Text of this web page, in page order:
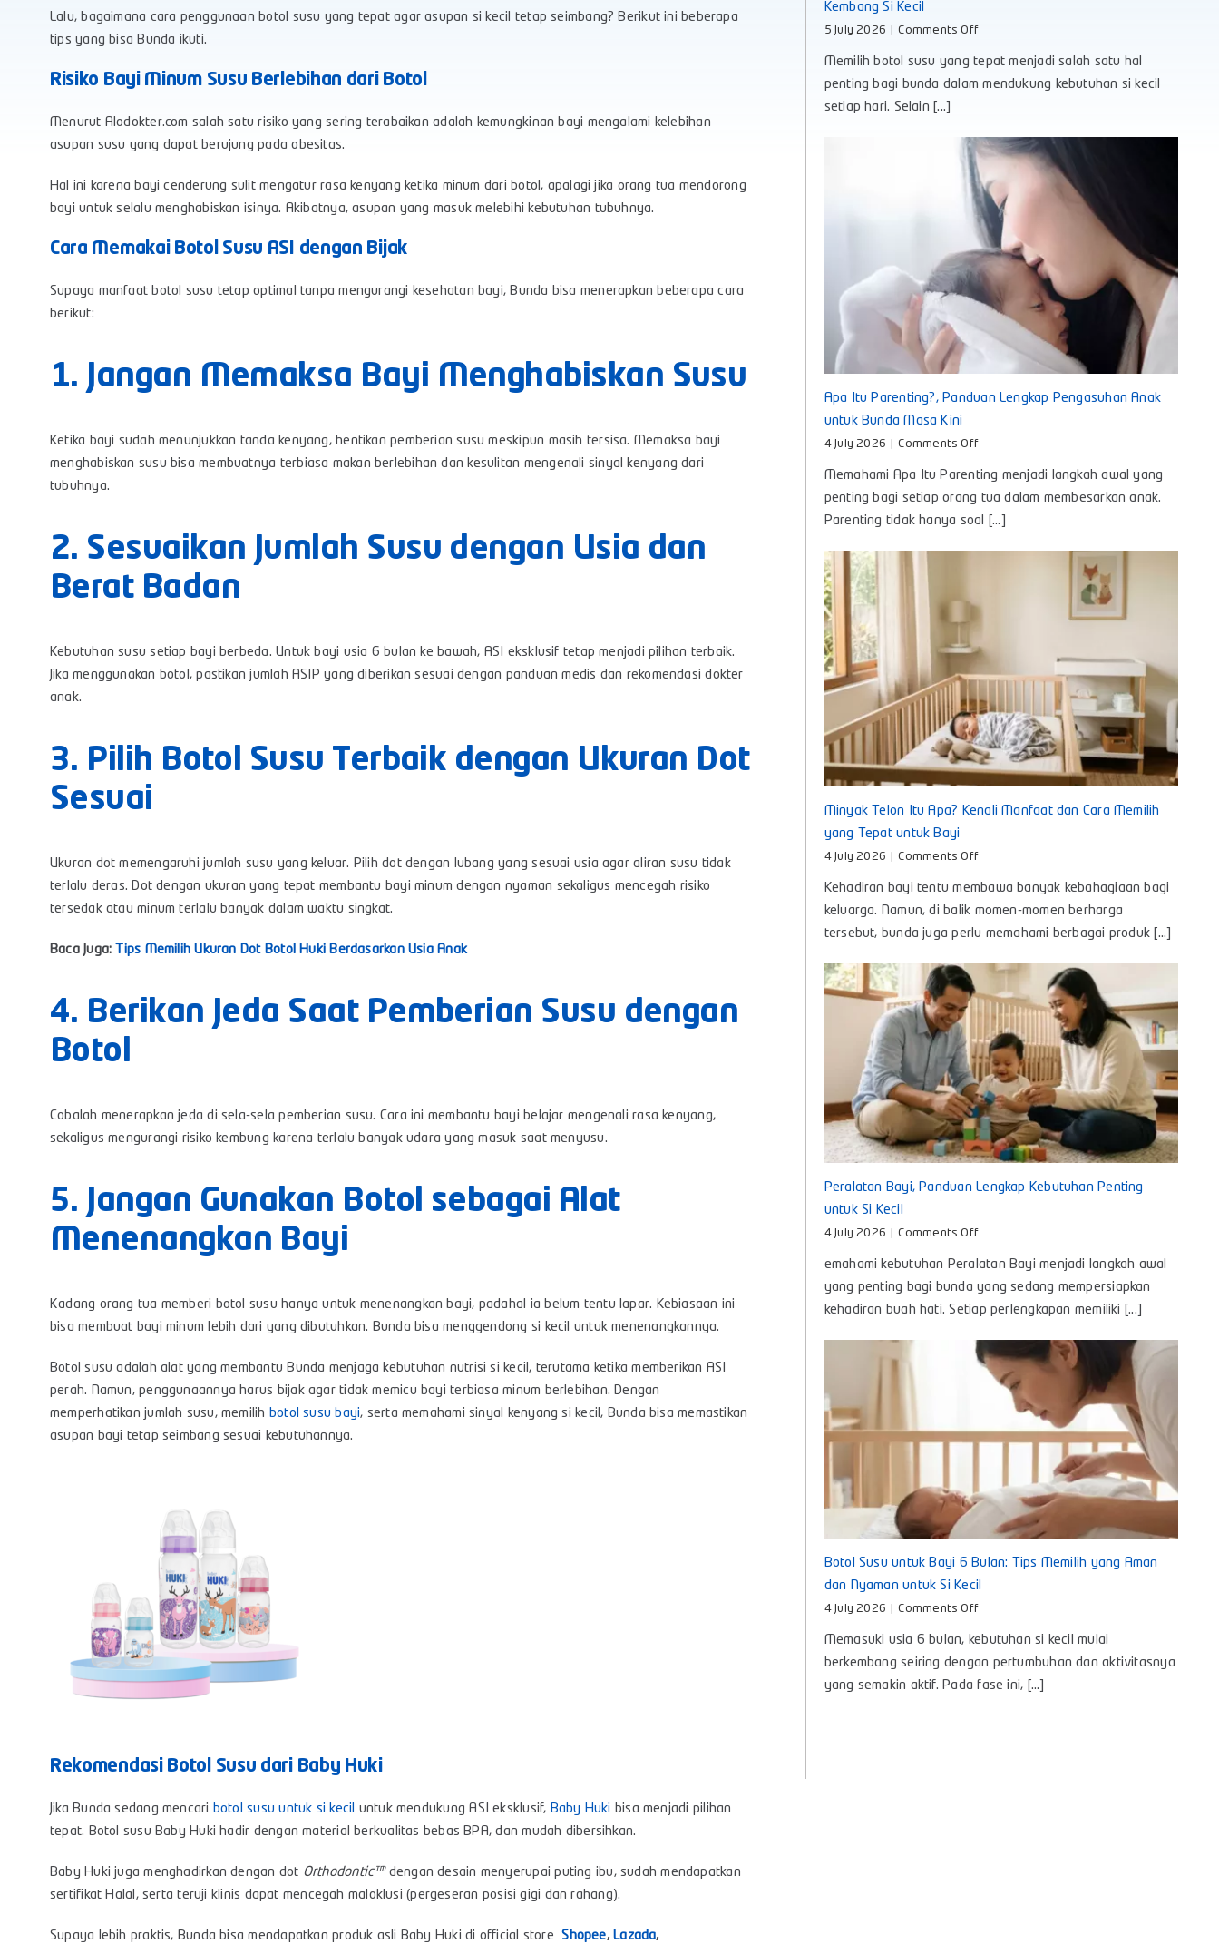
Lalu, bagaimana cara penggunaan botol susu yang tepat agar asupan si kecil tetap seimbang? Berikut ini beberapa
tips yang bisa Bunda ikuti.
Risiko Bayi Minum Susu Berlebihan dari Botol
Menurut Alodokter.com salah satu risiko yang sering terabaikan adalah kemungkinan bayi mengalami kelebihan
asupan susu yang dapat berujung pada obesitas.
Hal ini karena bayi cenderung sulit mengatur rasa kenyang ketika minum dari botol, apalagi jika orang tua mendorong
bayi untuk selalu menghabiskan isinya. Akibatnya, asupan yang masuk melebihi kebutuhan tubuhnya.
Cara Memakai Botol Susu ASI dengan Bijak
Supaya manfaat botol susu tetap optimal tanpa mengurangi kesehatan bayi, Bunda bisa menerapkan beberapa cara
berikut:
1. Jangan Memaksa Bayi Menghabiskan Susu
Ketika bayi sudah menunjukkan tanda kenyang, hentikan pemberian susu meskipun masih tersisa. Memaksa bayi
menghabiskan susu bisa membuatnya terbiasa makan berlebihan dan kesulitan mengenali sinyal kenyang dari
tubuhnya.
2. Sesuaikan Jumlah Susu dengan Usia dan
Berat Badan
Kebutuhan susu setiap bayi berbeda. Untuk bayi usia 6 bulan ke bawah, ASI eksklusif tetap menjadi pilihan terbaik.
Jika menggunakan botol, pastikan jumlah ASIP yang diberikan sesuai dengan panduan medis dan rekomendasi dokter
anak.
3. Pilih Botol Susu Terbaik dengan Ukuran Dot
Sesuai
Ukuran dot memengaruhi jumlah susu yang keluar. Pilih dot dengan lubang yang sesuai usia agar aliran susu tidak
terlalu deras. Dot dengan ukuran yang tepat membantu bayi minum dengan nyaman sekaligus mencegah risiko
tersedak atau minum terlalu banyak dalam waktu singkat.
Baca Juga: Tips Memilih Ukuran Dot Botol Huki Berdasarkan Usia Anak
4. Berikan Jeda Saat Pemberian Susu dengan
Botol
Cobalah menerapkan jeda di sela-sela pemberian susu. Cara ini membantu bayi belajar mengenali rasa kenyang,
sekaligus mengurangi risiko kembung karena terlalu banyak udara yang masuk saat menyusu.
5. Jangan Gunakan Botol sebagai Alat
Menenangkan Bayi
Kadang orang tua memberi botol susu hanya untuk menenangkan bayi, padahal ia belum tentu lapar. Kebiasaan ini
bisa membuat bayi minum lebih dari yang dibutuhkan. Bunda bisa menggendong si kecil untuk menenangkannya.
Botol susu adalah alat yang membantu Bunda menjaga kebutuhan nutrisi si kecil, terutama ketika memberikan ASI
perah. Namun, penggunaannya harus bijak agar tidak memicu bayi terbiasa minum berlebihan. Dengan
memperhatikan jumlah susu, memilih botol susu bayi, serta memahami sinyal kenyang si kecil, Bunda bisa memastikan
asupan bayi tetap seimbang sesuai kebutuhannya.
Rekomendasi Botol Susu dari Baby Huki
Jika Bunda sedang mencari botol susu untuk si kecil untuk mendukung ASI eksklusif, Baby Huki bisa menjadi pilihan
tepat. Botol susu Baby Huki hadir dengan material berkualitas bebas BPA, dan mudah dibersihkan.
Baby Huki juga menghadirkan dengan dot Orthodontic™dengan desain menyerupai puting ibu, sudah mendapatkan
sertifikat Halal, serta teruji klinis dapat mencegah maloklusi (pergeseran posisi gigi dan rahang).
Supaya lebih praktis, Bunda bisa mendapatkan produk asli Baby Huki di official store Shopee,Lazada,
Kembang Si Kecil
5 July 2026 Comments Offon
Susu
Bayi
Nyaman
untuk
Tumbuh
Kembang
Si
Kecil
Memilih botol susu yang tepat menjadi salah satu hal
penting bagi bunda dalam mendukung kebutuhan si kecil
setiap hari. Selain [...]
Apa Itu Parenting?, Panduan Lengkap Pengasuhan Anak
untuk Bunda Masa Kini
4 July 2026 Comments Offon
Itu
Parenting?,
Panduan
Lengkap
Memahami Apa Itu Parenting menjadi langkah awal yang
penting bagi setiap orang tua dalam membesarkan anak.
Parenting tidak hanya soal [...]
Minyak Telon Itu Apa? Kenali Manfaat dan Cara Memilih
yang Tepat untuk Bayi
4 July 2026 Comments Offon
Telon
Itu
Cara
Memilih
yang
Tepat
untuk
Bayi
Kehadiran bayi tentu membawa banyak kebahagiaan bagi
keluarga. Namun, di balik momen-momen berharga
tersebut, bunda juga perlu memahami berbagai produk [...]
Peralatan Bayi, Panduan Lengkap Kebutuhan Penting
untuk Si Kecil
4 July 2026 Comments Offon
Bayi,
Panduan
Lengkap
Kebutuhan
untuk
Si
Kecil
emahami kebutuhan Peralatan Bayi menjadi langkah awal
yang penting bagi bunda yang sedang mempersiapkan
kehadiran buah hati. Setiap perlengkapan memiliki [...]
Botol Susu untuk Bayi 6 Bulan: Tips Memilih yang Aman
dan Nyaman untuk Si Kecil
4 July 2026 Comments Offon
Susu
untuk
Bayi
Memasuki usia 6 bulan, kebutuhan si kecil mulai
berkembang seiring dengan pertumbuhan dan aktivitasnya
yang semakin aktif. Pada fase ini, [...]